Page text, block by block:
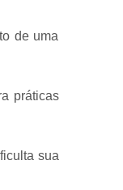
de uma
práticas
sua